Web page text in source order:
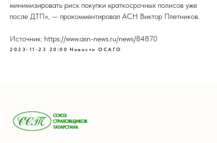
минимизировать риск покупки краткосрочных полисов уже
после ДТП», — прокомментировал АСН Виктор Плетников.
Источник: https://www.asn-news.ru/news/84870
2023-11-23 20:00 Новости ОСАГО